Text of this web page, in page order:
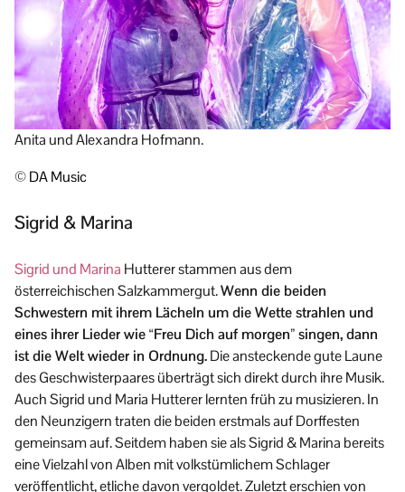
Anita und Alexandra Hofmann.
© DA Music
Sigrid & Marina
Sigrid und Marina Hutterer stammen aus dem
österreichischen Salzkammergut.Wenn die beiden
Schwestern mit ihrem Lächeln um die Wette strahlen und
eines ihrer Lieder wie “Freu Dich auf morgen” singen, dann
ist die Welt wieder in Ordnung.Die ansteckende gute Laune
des Geschwisterpaares überträgt sich direkt durch ihre Musik.
Auch Sigrid und Maria Hutterer lernten früh zu musizieren. In
den Neunzigern traten die beiden erstmals auf Dorffesten
gemeinsam auf. Seitdem haben sie als Sigrid & Marina bereits
eine Vielzahl von Alben mit volkstümlichem Schlager
veröffentlicht, etliche davon vergoldet. Zuletzt erschien von